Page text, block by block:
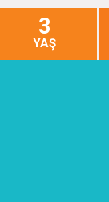
3
YAŞ